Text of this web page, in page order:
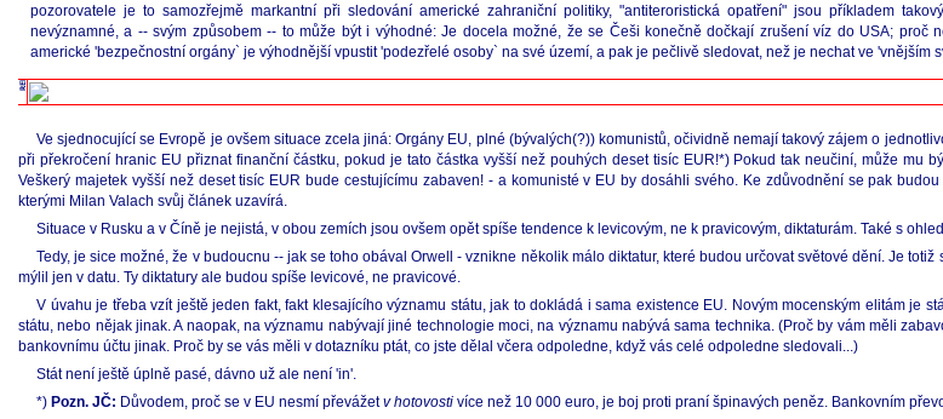
pozorovatele je to samozřejmě markantní při sledování americké zahraniční politiky, "antiteroristická opatření" jsou příkladem
nevýznamné, a -- svým způsobem -- to může být i výhodné: Je docela možné, že se Češi konečně dočkají zrušení víz do USA; proč
americké 'bezpečnostní orgány` je výhodnější vpustit 'podezřelé osoby` na své území, a pak je pečlivě sledovat, než je nechat ve 'vnějším
Ve sjednocující se Evropě je ovšem situace zcela jiná: Orgány EU, plné (bývalých(?)) komunistů, očividně nemají takový zájem o
při překročení hranic EU přiznat finanční částku, pokud je tato částka vyšší než pouhých deset tisíc EUR!*) Pokud tak neučiní, může mu
Veškerý majetek vyšší než deset tisíc EUR bude cestujícímu zabaven! - a komunisté v EU by dosáhli svého. Ke zdůvodnění se pak
kterými Milan Valach svůj článek uzavírá.
Situace v Rusku a v Číně je nejistá, v obou zemích jsou ovšem opět spíše tendence k levicovým, ne k pravicovým, diktaturám. Také s
Tedy, je sice možné, že v budoucnu -- jak se toho obával Orwell - vznikne několik málo diktatur, které budou určovat světové dění. Je
mýlil jen v datu. Ty diktatury ale budou spíše levicové, ne pravicové.
V úvahu je třeba vzít ještě jeden fakt, fakt klesajícího významu státu, jak to dokládá i sama existence EU. Novým mocenským elitám je
státu, nebo nějak jinak. A naopak, na významu nabývají jiné technologie moci, na významu nabývá sama technika. (Proč by vám měli
bankovnímu účtu jinak. Proč by se vás měli v dotazníku ptát, co jste dělal včera odpoledne, když vás celé odpoledne sledovali...)
Stát není ještě úplně pasé, dávno už ale není 'in'.
*) Pozn. JČ: Důvodem, proč se v EU nesmí převážetv hotovosti více než 10 000 euro, je boj proti praní špinavých peněz. Bankovním